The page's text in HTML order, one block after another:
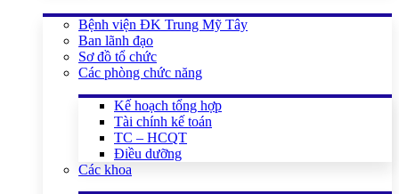
Bệnh viện ĐK Trung Mỹ Tây
Ban lãnh đạo
Sơ đồ tổ chức
Các phòng chức năng
Kế hoạch tổng hợp
Tài chính kế toán
TC – HCQT
Điều dưỡng
Các khoa